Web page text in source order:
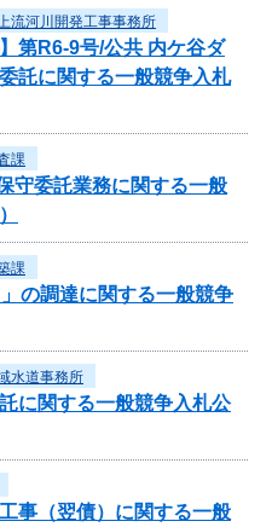
流河川開発工事事務所
第R6-9号/公共 内ケ谷ダ
託に関する一般競争入札
課
委託業務に関する一般
課
の調達に関する一般競争
水道事務所
に関する一般競争入札公
事（翌債）に関する一般